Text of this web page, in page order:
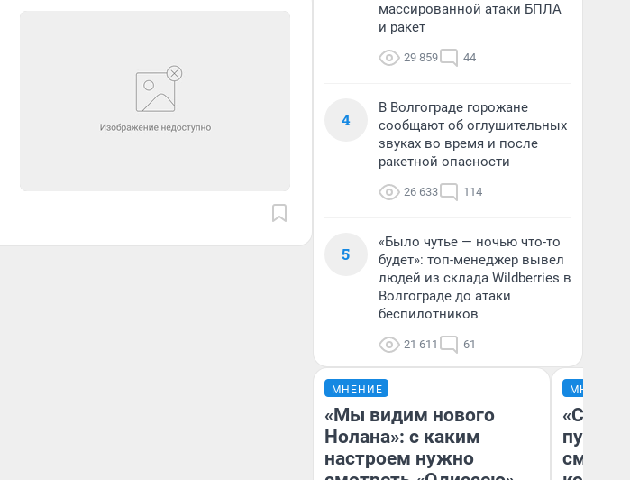
массированной атаки БПЛА
и ракет
29 859 44
4
В Волгограде горожане
сообщают об оглушительных
звуках во время и после
ракетной опасности
26 633 114
5
«Было чутье — ночью что-то
будет»: топ-менеджер вывел
людей из склада Wildberries в
Волгограде до атаки
беспилотников
21 611 61
МНЕНИЕ
«Мы видим нового
Нолана»: с каким
настроем нужно
МНЕНИЕ